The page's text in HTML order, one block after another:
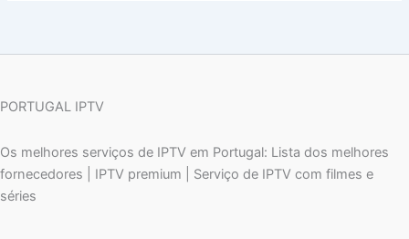
PORTUGAL IPTV
Os melhores serviços de IPTV em Portugal: Lista dos melhores
fornecedores | IPTV premium | Serviço de IPTV com filmes e
séries